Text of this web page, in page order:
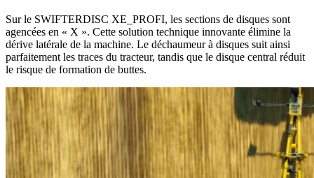
Sur le SWIFTERDISC XE_PROFI, les sections de disques sont
agencées en « X ». Cette solution technique innovante élimine la
dérive latérale de la machine. Le déchaumeur à disques suit ainsi
parfaitement les traces du tracteur, tandis que le disque central réduit
le risque de formation de buttes.